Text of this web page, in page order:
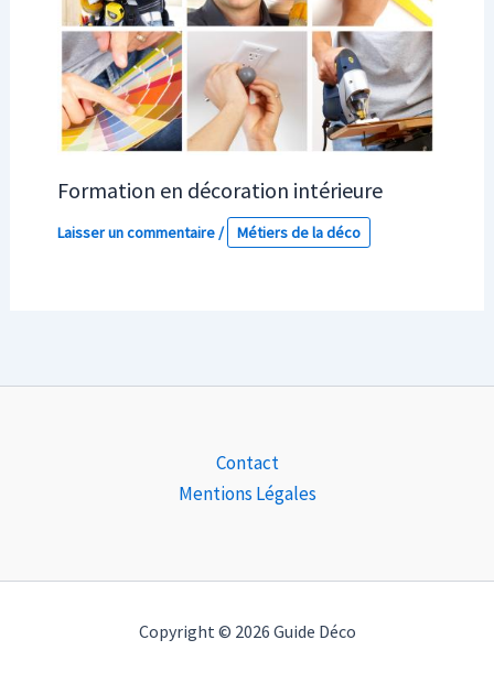
Formation en décoration intérieure
Laisser un commentaire/ Métiers de la déco
Contact
Mentions Légales
Copyright © 2026 Guide Déco